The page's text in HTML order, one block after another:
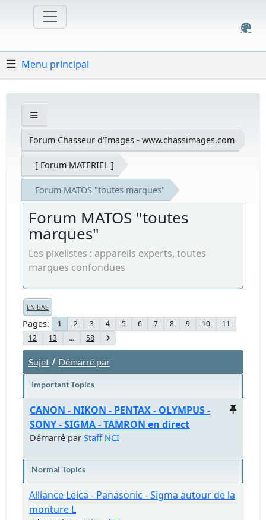
Menu principal
Forum Chasseur d'Images - www.chassimages.com
[ Forum MATERIEL ]
Forum MATOS "toutes marques"
Forum MATOS "toutes
marques"
Les pixelistes : appareils experts, toutes
marques confondues
EN BAS
Pages 1 2 3 4 5 6 7 8 9 10
11
12
13 ... 58
Sujet / Démarré par
Important Topics
CANON - NIKON - PENTAX - OLYMPUS -
SONY - SIGMA - TAMRON en direct
Démarré parStaff NCI
Normal Topics
Alliance Leica - Panasonic - Sigma autour de la
monture L